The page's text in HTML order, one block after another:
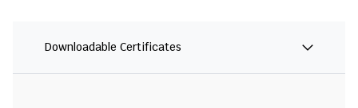
Downloadable Certificates